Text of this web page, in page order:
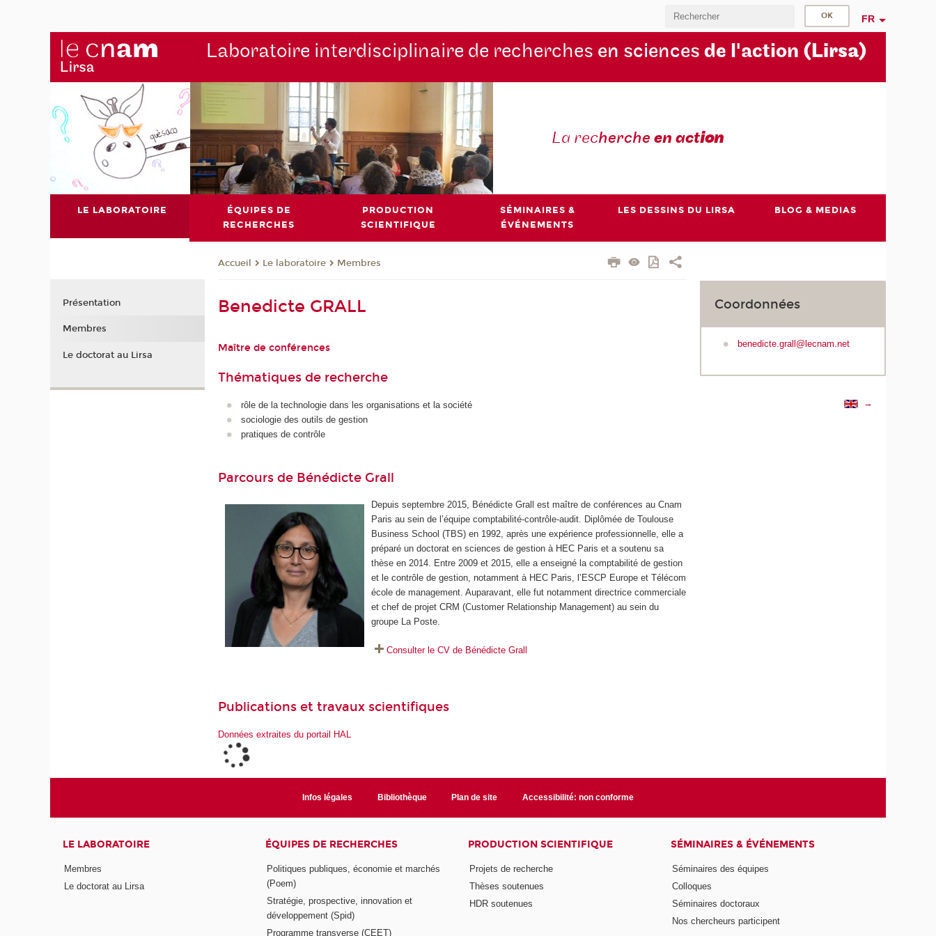
FR
Laboratoire interdisciplinaire de recherches en sciences de l'action (Lirsa)
La recherche en action
LE LABORATOIRE
ÉQUIPES DE
RECHERCHES
PRODUCTION
SCIENTIFIQUE
SÉMINAIRES &
ÉVÉNEMENTS
LES DESSINS DU LIRSA BLOG & MEDIAS
Accueil Le laboratoire Membres
Benedicte GRALL
Maître de conférences
Thématiques de recherche
rôle de la technologie dans les organisations et la société
sociologie des outils de gestion
pratiques de contrôle
Parcours de Bénédicte Grall
Depuis septembre 2015, Bénédicte Grall est maître de conférences au Cnam
Paris au sein de l’équipe comptabilité-contrôle-audit. Diplômée de Toulouse
Business School (TBS) en 1992, après une expérience professionnelle, elle a
préparé un doctorat en sciences de gestion à HEC Paris et a soutenu sa
thèse en 2014. Entre 2009 et 2015, elle a enseigné la comptabilité de gestion
et le contrôle de gestion, notamment à HEC Paris, l’ESCP Europe et Télécom
école de management. Auparavant, elle fut notamment directrice commerciale
et chef de projet CRM (Customer Relationship Management) au sein du
groupe La Poste.
Consulter le CV de Bénédicte Grall
Publications et travaux scientifiques
Données extraites du portail HAL
Coordonnées
benedicte.grall@lecnam.net
→
Présentation
Membres
Le doctorat au Lirsa
Infos légales Bibliothèque Plan de site Accessibilité: non conforme
LE LABORATOIRE
Membres
Le doctorat au Lirsa
ÉQUIPES DE RECHERCHES
Politiques publiques, économie et marchés
(Poem)
Stratégie, prospective, innovation et
développement (Spid)
Programme transverse (CEET)
PRODUCTION SCIENTIFIQUE
Projets de recherche
Thèses soutenues
HDR soutenues
SÉMINAIRES & ÉVÉNEMENTS
Séminaires des équipes
Colloques
Séminaires doctoraux
Nos chercheurs participent